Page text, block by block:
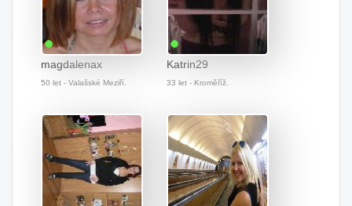
magdalenax
50 let - Valašské Meziří.
Katrin29
33 let - Kroměříž.